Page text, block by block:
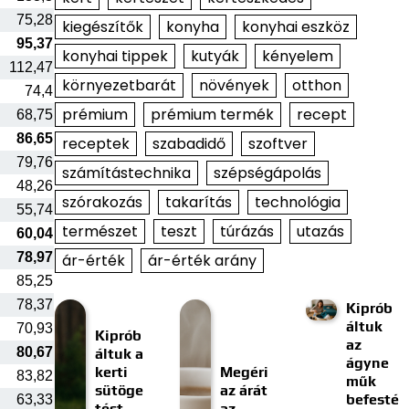
75,28
95,37
112,47
74,4
68,75
86,65
79,76
48,26
55,74
60,04
78,97
85,25
78,37
70,93
80,67
83,82
63,33
kiegészítők
konyha
konyhai eszköz
konyhai tippek
kutyák
kényelem
környezetbarát
növények
otthon
prémium
prémium termék
recept
receptek
szabadidő
szoftver
számítástechnika
szépségápolás
szórakozás
takarítás
technológia
természet
teszt túrázás
utazás
ár-érték
ár-érték arány
Kiprób
áltuk a
kerti
sütöge
Megéri
az árát
Kiprób
áltuk
az
ágyne
műk
befesté